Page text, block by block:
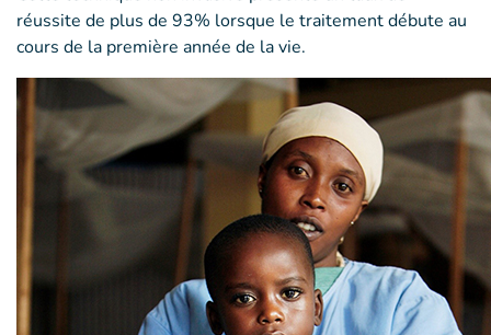
réussite de plus de 93% lorsque le traitement débute au
cours de la première année de la vie.